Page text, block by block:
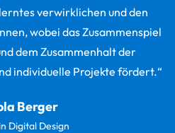
verwirklichen und den
wobei das Zusammenspiel
dem Zusammenhalt der
individuelle Projekte fördert.“
Berger
Digital Design